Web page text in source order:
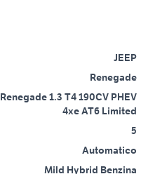
JEEP
Renegade
Renegade 1.3 T4 190CV PHEV
4xe AT6 Limited
5
Automatico
Mild Hybrid Benzina